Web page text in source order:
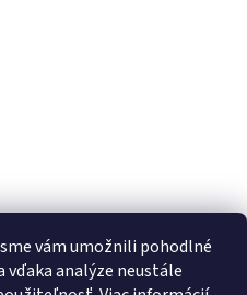
vám umožnili pohodlné
analýze neustále